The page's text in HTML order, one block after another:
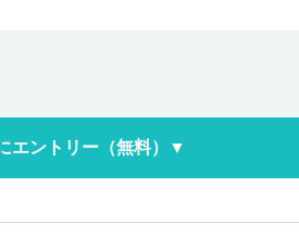
エントリー（無料）▼